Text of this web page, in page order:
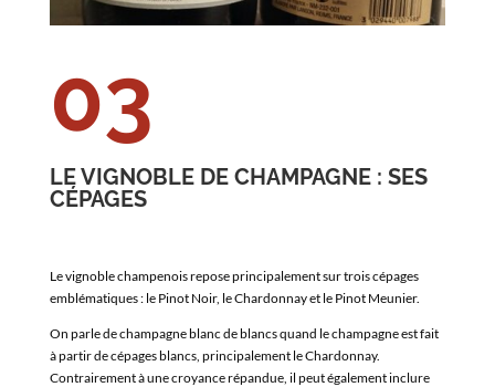
03
LE VIGNOBLE DE CHAMPAGNE : SES
CÉPAGES
Le vignoble champenois repose principalement sur trois cépages
emblématiques : le Pinot Noir, le Chardonnay et le Pinot Meunier.
On parle de champagne blanc de blancs quand le champagne est fait
à partir de cépages blancs, principalement le Chardonnay.
Contrairement à une croyance répandue, il peut également inclure